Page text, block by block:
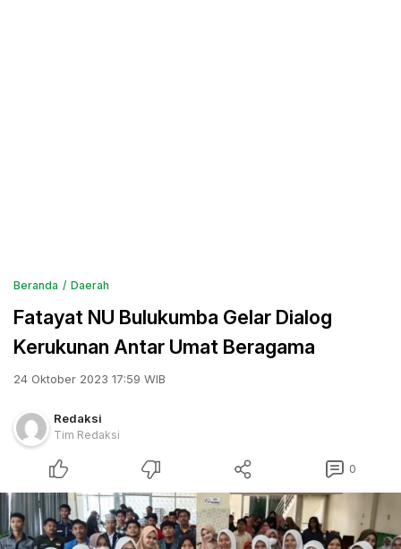
Beranda Daerah
Fatayat NU Bulukumba Gelar Dialog
Kerukunan Antar Umat Beragama
24 Oktober 2023 17:59 WIB
Redaksi
Tim Redaksi
0